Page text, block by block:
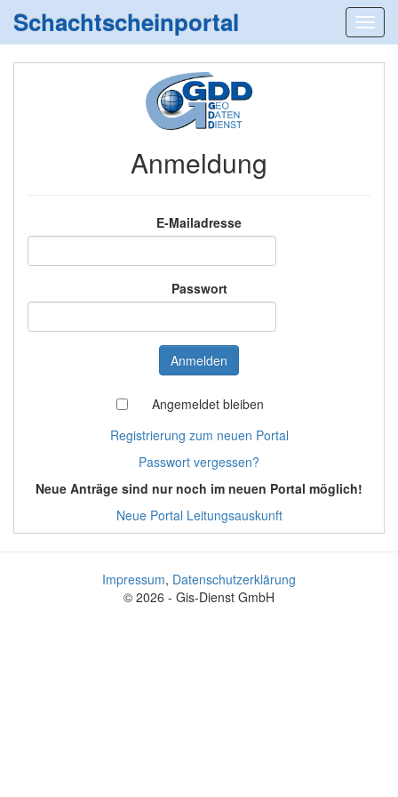
Schachtscheinportal
Anmeldung
E-Mailadresse
Passwort
Angemeldet bleiben
Registrierung zum neuen Portal
Passwort vergessen?
Neue Anträge sind nur noch im neuen Portal möglich!
Neue Portal Leitungsauskunft
Impressum, Datenschutzerklärung
© 2026 - Gis-Dienst GmbH